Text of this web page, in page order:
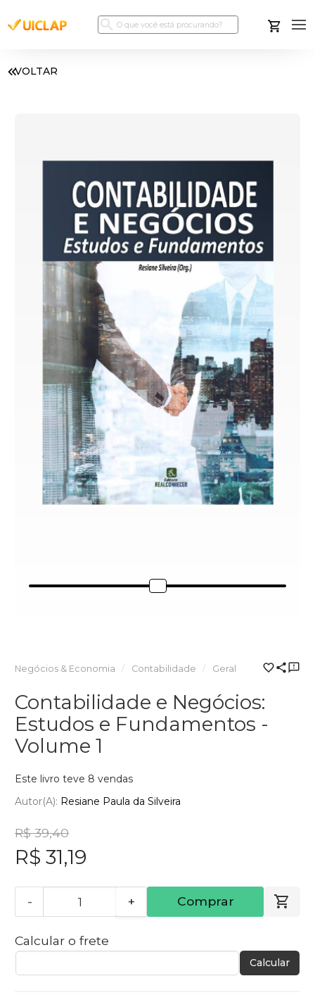
VOLTAR
Negócios & Economia Contabilidade Geral
Contabilidade e Negócios:
Estudos e Fundamentos -
Volume 1
Este livro teve 8 vendas
Autor(a): Resiane Paula da Silveira
R$ 39,40
R$ 31,19
- + Comprar
Calcular o frete
Calcular